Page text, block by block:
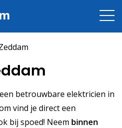
betrouwbare elektricien in
vind je direct een
bij spoed! Neem binnen